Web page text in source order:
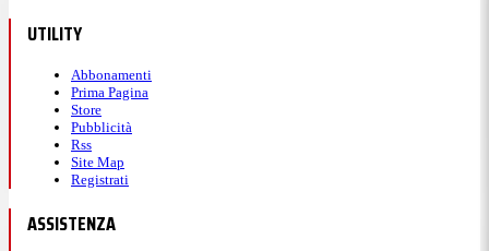
UTILITY
Abbonamenti
Prima Pagina
Store
Pubblicità
Rss
Site Map
Registrati
ASSISTENZA